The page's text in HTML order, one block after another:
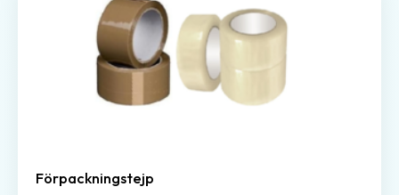
Förpackningstejp